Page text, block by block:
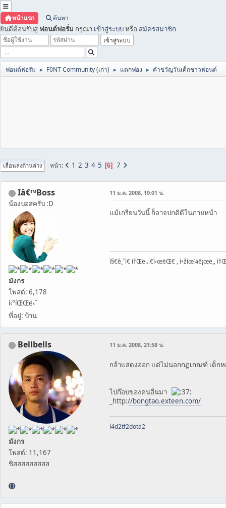
หน้าแรก ค้นหา
ยินดีต้อนรับสู่ ฟอนต์ฟอรั่ม กรุณา เข้าสู่ระบบหรือ สมัครสมาชิก
ฟอนต์ฟอรั่ม ► F0NT Community (เก่า) ► แตกฟอง ► คำขวัญวันเด็กชาวฟอนต์
เลื่อนลงด้านล่าง หน้า 1 2 3 4 5 6 7
Iâ€™Boss
น้องบอสครับ :D
มังกร
โพสต์: 6,178
í‹°íŒŒë‹ˆ
ที่อยู่: บ้าน
11 ม.ค. 2008, 19:01 น.
แม้เกรียนวันนี้ ก็อาจปกติดีในภายหน้า
ì§€ê¸ˆì€ ì†Œë...€ì‹œëŒ€ , ì•žìœ¼ë¡œë,,
Bellbells
มังกร
โพสต์: 11,167
ชิสสสสสสสสส
11 ม.ค. 2008, 21:58 น.
กล้าแสดงออก แต่ไม่นอกกฏเกณฑ์ เด็ก
ไปก๊อบของคนอื่นมา
_http://bongtao.exteen.com/
l4d2tf2dota2